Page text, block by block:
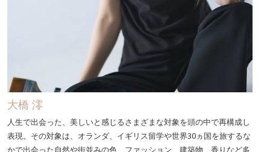
大橋 澪
人生で出会った、美しいと感じるさまざまな対象を頭の中で再構成し
表現。その対象は、オランダ、イギリス留学や世界30ヵ国を旅するな
かで出会った自然や街並みの色、ファッション、建築物、香りなど多